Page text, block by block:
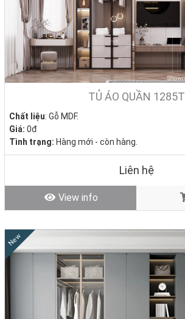
TỦ ÁO QUẦN 1285T
Chất liệu: Gỗ MDF.
Giá: 0đ
Tình trạng: Hàng mới - còn hàng.
Liên hệ
View info
New